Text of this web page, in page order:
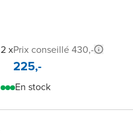
2 xPrix conseillé 430,-
225,-
En stock